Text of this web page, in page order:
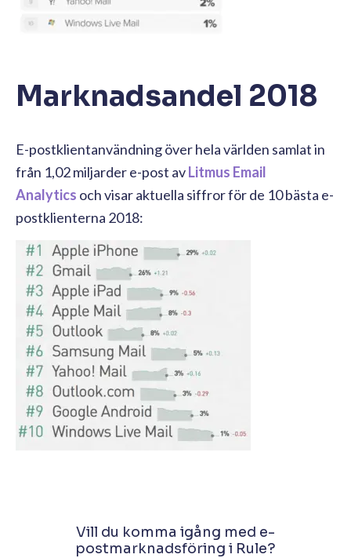
Marknadsandel 2018
E-postklientanvändning över hela världen samlat in
från 1,02 miljarder e-post avLitmus Email
Analytics och visar aktuella siffror för de 10 bästa e-
postklienterna 2018:
Vill du komma igång med e-
postmarknadsföring i Rule?